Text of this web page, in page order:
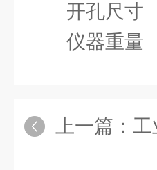
开孔尺
仪器重
上一篇： 工